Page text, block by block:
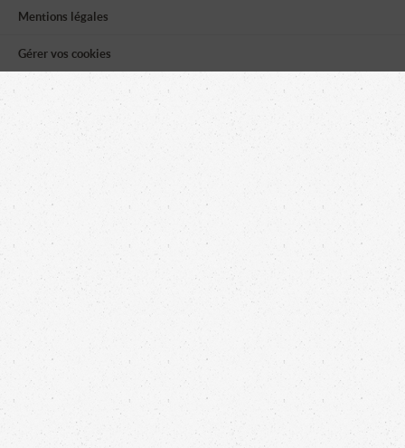
Mentions légales
Gérer vos cookies